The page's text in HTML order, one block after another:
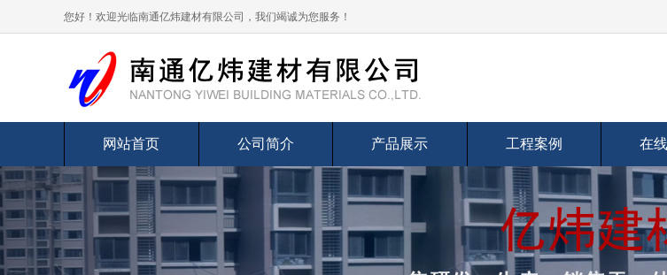
您好！欢迎光临南通亿炜建材有限公司，我们竭诚为您服务！
网站首页 公司简介 产品展示 工程案例 在